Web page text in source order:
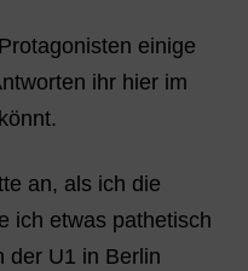
einige
ihr hier im
an, als ich die
ich etwas pathetisch
der U1 in Berlin